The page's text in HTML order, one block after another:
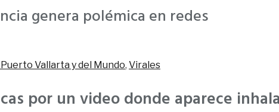
genera polémica en redes
Vallarta y del Mundo, Virales
por un video donde aparece